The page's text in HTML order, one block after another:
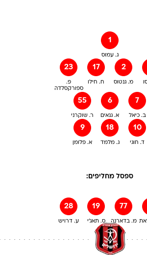
1
ג. עמוס
23
פ.
ספורקסלדה
17
ח. חילו
2
מ. גנטוס
55
ר. שוקרני
6
א. גנאים
7
ב. כיאל
9
א. פלומן
18
ג. מלמד
10
ד. חוגי
ספסל מחליפים:
28
ע. דרויש
19
ס. תאג'י
77
מ. בדארנה